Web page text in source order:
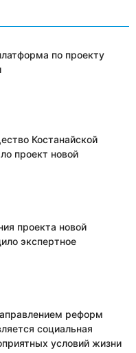
по проекту
Костанайской
проект новой
проекта новой
экспертное
реформ
социальная
условий жизни